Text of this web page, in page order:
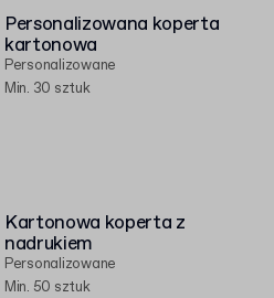
Personalizowana koperta
kartonowa
Personalizowane
Min. 30 sztuk
Kartonowa koperta z
nadrukiem
Personalizowane
Min. 50 sztuk